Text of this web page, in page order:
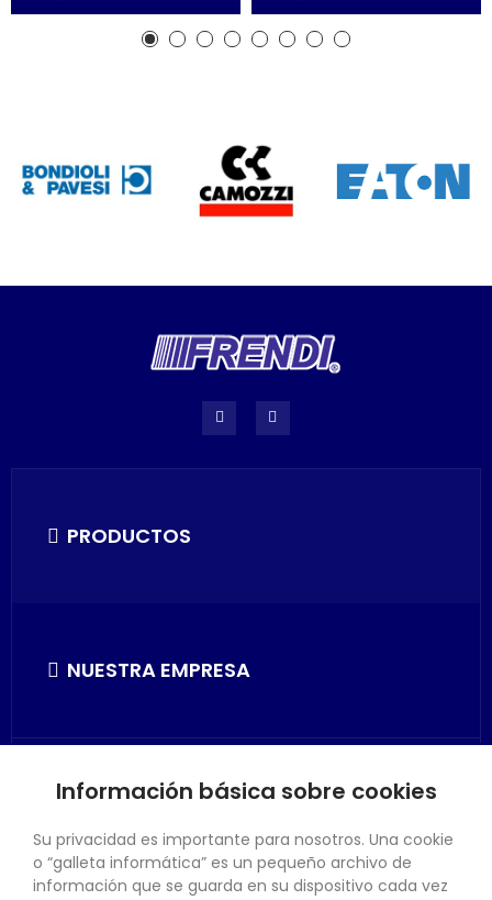
PRODUCTOS
NUESTRA EMPRESA
SU CUENTA
Información básica sobre cookies
Su privacidad es importante para nosotros. Una cookie
o “galleta informática” es un pequeño archivo de
información que se guarda en su dispositivo cada vez